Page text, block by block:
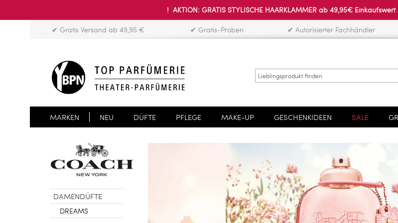
! AKTION: GRATIS STYLISCHE HAARKLAMMER ab 49,95€
✔ Gratis Versand ab 49,95 € ✔ Gratis-Proben ✔ Autorisierter Fachhändler
MARKEN NEU DÜFTE PFLEGE MAKE-UP GESCHENKIDEEN SALE
DAMENDÜFTE
DREAMS